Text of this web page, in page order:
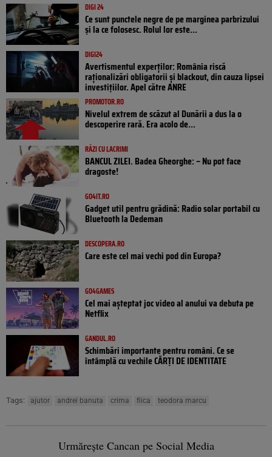
DIGI 24
Ce sunt punctele negre de pe marginea parbrizului
și la ce folosesc. Rolul lor este...
DIGI24
Avertismentul experților: România riscă
raționalizări obligatorii și blackout, din cauza lipsei
investițiilor. Apel către ANRE
PROMOTOR.RO
Nivelul extrem de scăzut al Dunării a dus la o
descoperire rară. Era acolo de...
RÂZI CU LACRIMI
BANCUL ZILEI. Badea Gheorghe: – Nu pot face
dragoste!
GO4IT.RO
Gadget util pentru grădină: Radio solar portabil cu
Bluetooth la Dedeman
DESCOPERA.RO
Care este cel mai vechi pod din Europa?
GO4GAMES
Cel mai așteptat joc video al anului va debuta pe
Netflix
GANDUL.RO
Schimbări importante pentru români. Ce se
întâmplă cu vechile CĂRȚI DE IDENTITATE
Tags: ajutor andrei banuta crima fiica teodora marcu
Urmărește Cancan pe Social Media